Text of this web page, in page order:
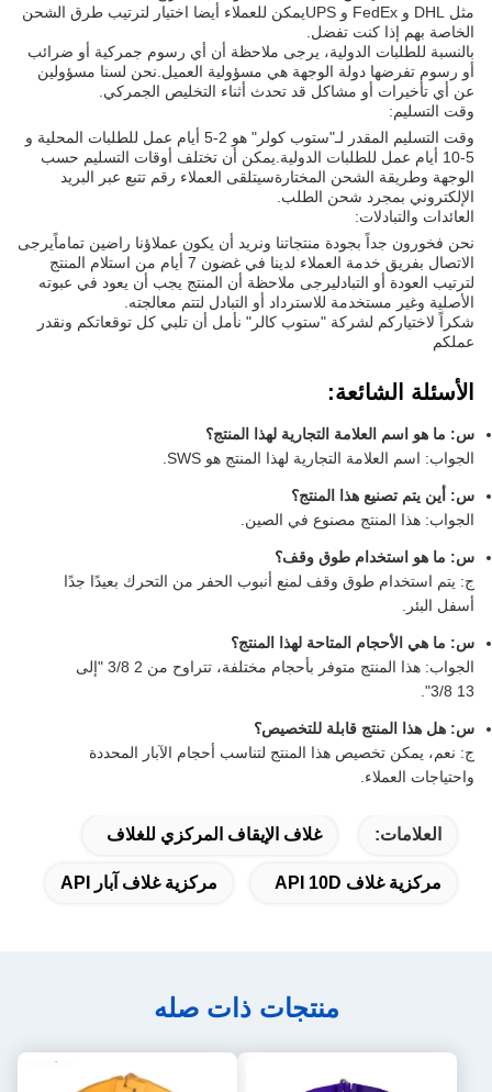
مثل DHL و FedEx و UPSيمكن للعملاء أيضا اختيار لترتيب طرق الشحن
الخاصة بهم إذا كنت تفضل.
بالنسبة للطلبات الدولية، يرجى ملاحظة أن أي رسوم جمركية أو ضرائب
أو رسوم تفرضها دولة الوجهة هي مسؤولية العميل.نحن لسنا مسؤولين
عن أي تأخيرات أو مشاكل قد تحدث أثناء التخليص الجمركي.
وقت التسليم:
وقت التسليم المقدر لـ"ستوب كولر" هو 2-5 أيام عمل للطلبات المحلية و
5-10 أيام عمل للطلبات الدولية.يمكن أن تختلف أوقات التسليم حسب
الوجهة وطريقة الشحن المختارةسيتلقى العملاء رقم تتبع عبر البريد
الإلكتروني بمجرد شحن الطلب.
العائدات والتبادلات:
نحن فخورون جداً بجودة منتجاتنا ونريد أن يكون عملاؤنا راضين تماماًيرجى
الاتصال بفريق خدمة العملاء لدينا في غضون 7 أيام من استلام المنتج
لترتيب العودة أو التبادليرجى ملاحظة أن المنتج يجب أن يعود في عبوته
الأصلية وغير مستخدمة للاسترداد أو التبادل لتتم معالجته.
شكراً لاختياركم لشركة "ستوب كالر" نأمل أن تلبي كل توقعاتكم ونقدر
عملكم
الأسئلة الشائعة:
س: ما هو اسم العلامة التجارية لهذا المنتج؟
الجواب: اسم العلامة التجارية لهذا المنتج هو SWS.
س: أين يتم تصنيع هذا المنتج؟
الجواب: هذا المنتج مصنوع في الصين.
س: ما هو استخدام طوق وقف؟
ج: يتم استخدام طوق وقف لمنع أنبوب الحفر من التحرك بعيدًا جدًا
أسفل البئر.
س: ما هي الأحجام المتاحة لهذا المنتج؟
الجواب: هذا المنتج متوفر بأحجام مختلفة، تتراوح من 2 3/8 "إلى
13 3/8".
س: هل هذا المنتج قابلة للتخصيص؟
ج: نعم، يمكن تخصيص هذا المنتج لتناسب أحجام الآبار المحددة
واحتياجات العملاء.
العلامات: غلاف الإيقاف المركزي للغلاف
مركزية غلاف API 10D مركزية غلاف آبار API
منتجات ذات صله